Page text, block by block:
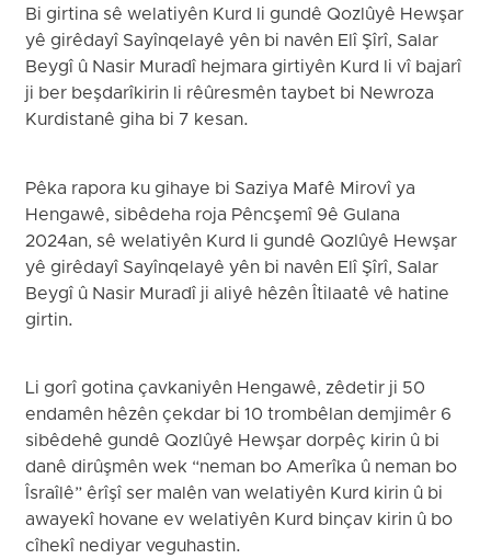
Bi girtina sê welatiyên Kurd li gundê Qozlûyê Hewşar
yê girêdayî Sayînqelayê yên bi navên Elî Şîrî, Salar
Beygî û Nasir Muradî hejmara girtiyên Kurd li vî bajarî
ji ber beşdarîkirin li rêûresmên taybet bi Newroza
Kurdistanê giha bi 7 kesan.
Pêka rapora ku gihaye bi Saziya Mafê Mirovî ya
Hengawê, sibêdeha roja Pêncşemî 9ê Gulana
2024an, sê welatiyên Kurd li gundê Qozlûyê Hewşar
yê girêdayî Sayînqelayê yên bi navên Elî Şîrî, Salar
Beygî û Nasir Muradî ji aliyê hêzên Îtilaatê vê hatine
girtin.
Li gorî gotina çavkaniyên Hengawê, zêdetir ji 50
endamên hêzên çekdar bi 10 trombêlan demjimêr 6
sibêdehê gundê Qozlûyê Hewşar dorpêç kirin û bi
danê dirûşmên wek “neman bo Amerîka û neman bo
Îsraîlê” êrîşî ser malên van welatiyên Kurd kirin û bi
awayekî hovane ev welatiyên Kurd binçav kirin û bo
cîhekî nediyar veguhastin.